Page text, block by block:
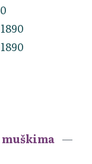
1890
1890
muškima